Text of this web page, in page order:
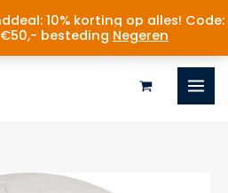
10% korting op alles! Code:
€50,- besteding Negeren